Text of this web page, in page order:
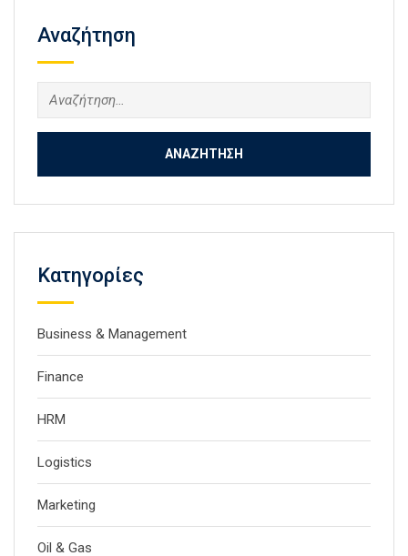
Αναζήτηση
Αναζήτηση
για:
Kατηγορίες
Business & Management
Finance
HRM
Logistics
Marketing
Oil & Gas